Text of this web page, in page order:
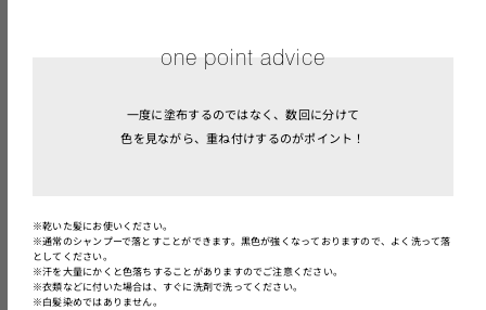
one point advice
一度に塗布するのではなく、数回に分けて
色を見ながら、重ね付けするのがポイント！
※乾いた髪にお使いください。
※通常のシャンプーで落とすことができます。黒色が強くなっておりますので、よく洗って落
としてください。
※汗を大量にかくと色落ちすることがありますのでご注意ください。
※衣類などに付いた場合は、すぐに洗剤で洗ってください。
※白髪染めではありません。